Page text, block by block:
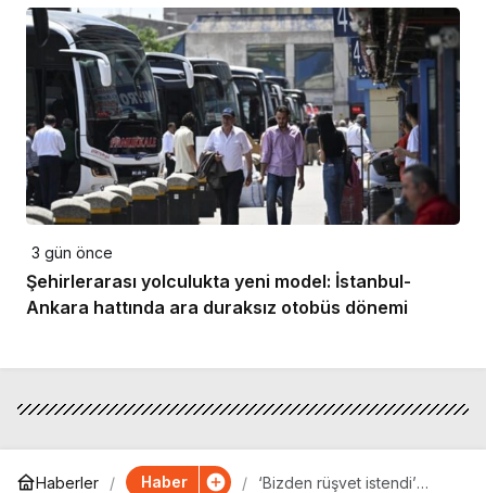
3 gün önce
Şehirlerarası yolculukta yeni model: İstanbul-
Ankara hattında ara duraksız otobüs dönemi
Haberler Haber
‘Bizden rüşvet istendi’